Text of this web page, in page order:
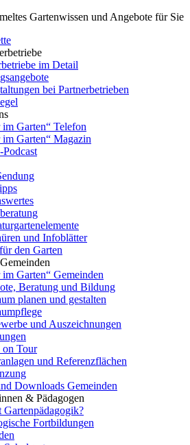
Gartenwissen und Angebote für Sie
im Detail
bei Partnerbetrieben
im Garten“ Telefon
im Garten“ Magazin
Podcast
und Infoblätter
den Garten
im Garten“ Gemeinden
Beratung und Bildung
planen und gestalten
und Auszeichnungen
on Tour
und Referenzflächen
Downloads Gemeinden
& Pädagogen
Gartenpädagogik?
Fortbildungen